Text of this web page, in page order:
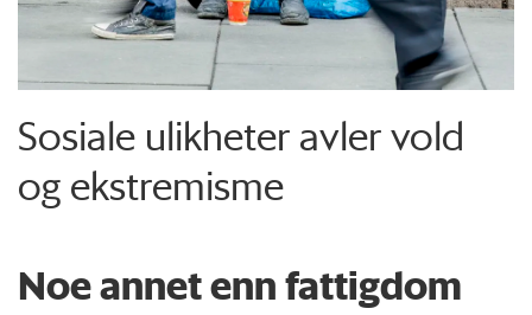
Sosiale ulikheter avler vold
og ekstremisme
Noe annet enn fattigdom